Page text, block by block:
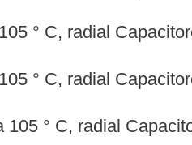
° C, radial
° C, radial
105 ° C, radial